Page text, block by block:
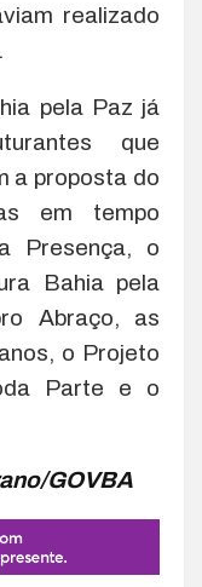
realizado
pela Paz já
que
a proposta do
em tempo
Presença, o
Bahia pela
Abraço, as
o Projeto
Parte e o
GOVBA